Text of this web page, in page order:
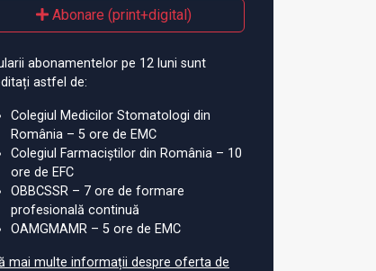
Abonare (print+digital)
abonamentelor pe 12 luni sunt
astfel de:
Colegiul Medicilor Stomatologi din
România – 5 ore de EMC
Colegiul Farmaciștilor din România – 10
ore de EFC
OBBCSSR – 7 ore de formare
profesională continuă
OAMGMAMR – 5 ore de EMC
mai multe informații despre oferta de